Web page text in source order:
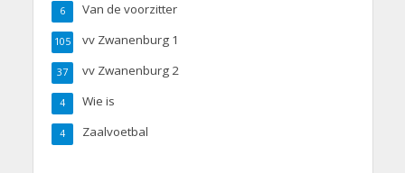
Van de voorzitter
6
vv Zwanenburg 1
105
vv Zwanenburg 2
37
Wie is
4
Zaalvoetbal
4